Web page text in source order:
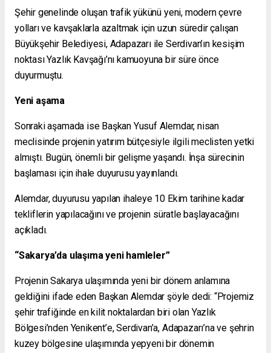
Şehir genelinde oluşan trafik yükünü yeni, modern çevre
yolları ve kavşaklarla azaltmak için uzun süredir çalışan
Büyükşehir Belediyesi, Adapazarı ile Serdivan’ın kesişim
noktası Yazlık Kavşağı’nı kamuoyuna bir süre önce
duyurmuştu.
Yeni aşama
Sonraki aşamada ise Başkan Yusuf Alemdar, nisan
meclisinde projenin yatırım bütçesiyle ilgili meclisten yetki
almıştı. Bugün, önemli bir gelişme yaşandı. İnşa sürecinin
başlaması için ihale duyurusu yayınlandı.
Alemdar, duyurusu yapılan ihaleye 10 Ekim tarihine kadar
tekliflerin yapılacağını ve projenin süratle başlayacağını
açıkladı.
“Sakarya’da ulaşıma yeni hamleler”
Projenin Sakarya ulaşımında yeni bir dönem anlamına
geldiğini ifade eden Başkan Alemdar şöyle dedi: “Projemiz
şehir trafiğinde en kilit noktalardan biri olan Yazlık
Bölgesi’nden Yenikent’e, Serdivan’a, Adapazarı’na ve şehrin
kuzey bölgesine ulaşımında yepyeni bir dönemin